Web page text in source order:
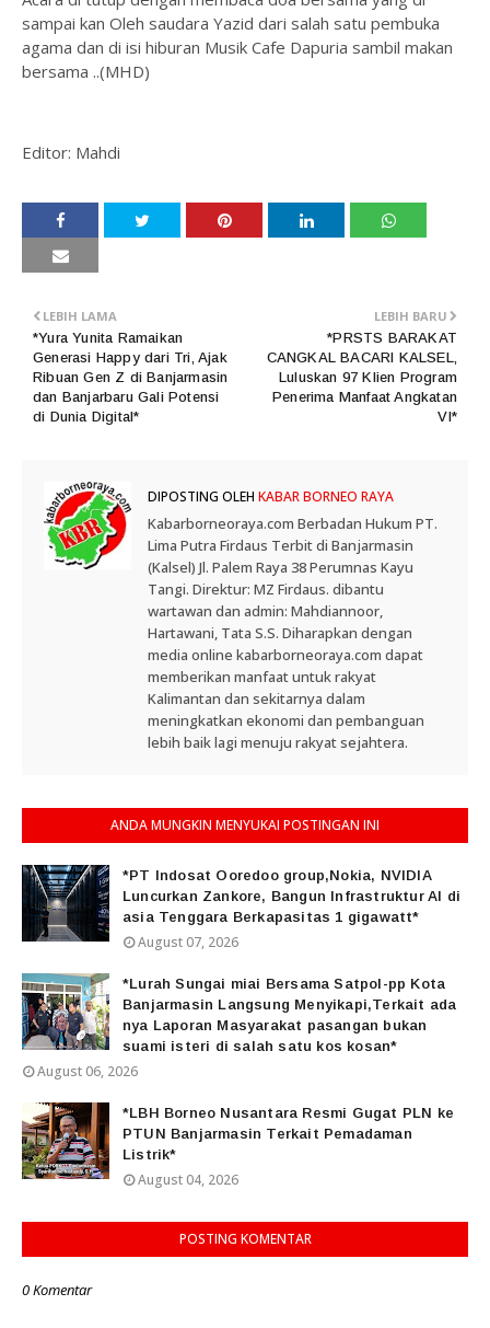
sampai kan Oleh saudara Yazid dari salah satu pembuka
agama dan di isi hiburan Musik Cafe Dapuria sambil makan
bersama ..(MHD)
Editor: Mahdi
LEBIH BARU
*PRSTS BARAKAT
CANGKAL BACARI KALSEL,
Luluskan 97 Klien Program
Penerima Manfaat Angkatan
VI*
LEBIH LAMA
*Yura Yunita Ramaikan
Generasi Happy dari Tri, Ajak
Ribuan Gen Z di Banjarmasin
dan Banjarbaru Gali Potensi
di Dunia Digital*
DIPOSTING OLEH KABAR BORNEO RAYA
Kabarborneoraya.com Berbadan Hukum PT.
Lima Putra Firdaus Terbit di Banjarmasin
(Kalsel) Jl. Palem Raya 38 Perumnas Kayu
Tangi. Direktur: MZ Firdaus. dibantu
wartawan dan admin: Mahdiannoor,
Hartawani, Tata S.S. Diharapkan dengan
media online kabarborneoraya.com dapat
memberikan manfaat untuk rakyat
Kalimantan dan sekitarnya dalam
meningkatkan ekonomi dan pembanguan
lebih baik lagi menuju rakyat sejahtera.
ANDA MUNGKIN MENYUKAI POSTINGAN INI
*PT Indosat Ooredoo group,Nokia, NVIDIA
Luncurkan Zankore, Bangun Infrastruktur AI di
asia Tenggara Berkapasitas 1 gigawatt*
August 07, 2026
*Lurah Sungai miai Bersama Satpol-pp Kota
Banjarmasin Langsung Menyikapi,Terkait ada
nya Laporan Masyarakat pasangan bukan
suami isteri di salah satu kos kosan*
August 06, 2026
*LBH Borneo Nusantara Resmi Gugat PLN ke
PTUN Banjarmasin Terkait Pemadaman
Listrik*
August 04, 2026
POSTING KOMENTAR
0 Komentar